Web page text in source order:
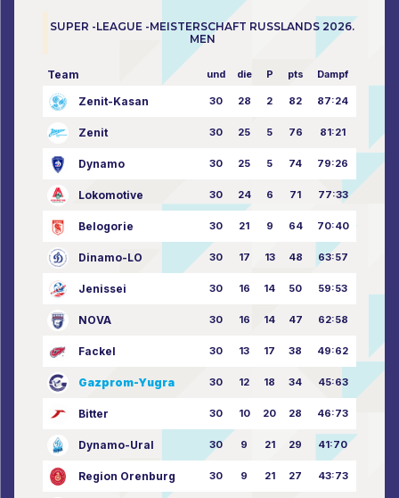
SUPER -LEAGUE -MEISTERSCHAFT RUSSLANDS 2026.
MEN
Team und die P pts Dampf
Zenit-Kasan 30 28 2 82 87:24
Zenit 30 25 5 76 81:21
Dynamo 30 25 5 74 79:26
Lokomotive 30 24 6 71 77:33
Belogorie 30 21 9 64 70:40
Dinamo-LO 30 17 13 48 63:57
Jenissei 30 16 14 50 59:53
NOVA 30 16 14 47 62:58
Fackel 30 13 17 38 49:62
Gazprom-Yugra 30 12 18 34 45:63
Bitter 30 10 20 28 46:73
Dynamo-Ural 30 9 21 29 41:70
Region Orenburg 30 9 21 27 43:73